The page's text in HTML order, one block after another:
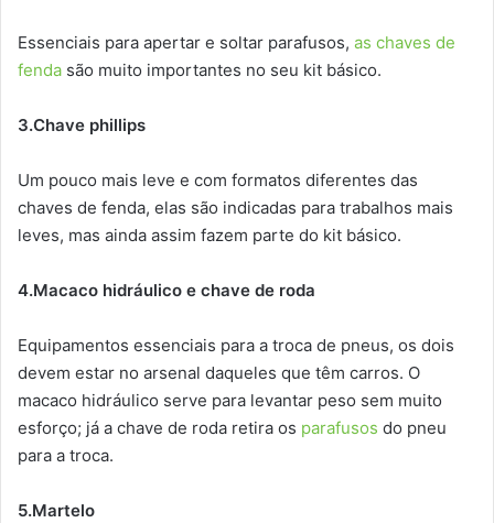
Essenciais para apertar e soltar parafusos, as chaves de
fenda são muito importantes no seu kit básico.
3.Chave phillips
Um pouco mais leve e com formatos diferentes das
chaves de fenda, elas são indicadas para trabalhos mais
leves, mas ainda assim fazem parte do kit básico.
4.Macaco hidráulico e chave de roda
Equipamentos essenciais para a troca de pneus, os dois
devem estar no arsenal daqueles que têm carros. O
macaco hidráulico serve para levantar peso sem muito
esforço; já a chave de roda retira os parafusos do pneu
para a troca.
5.Martelo